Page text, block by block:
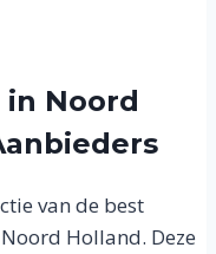
Noord
van de best
Holland. Deze